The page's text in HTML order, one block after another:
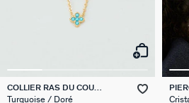
COLLIER RAS DU COU
BELOVED
Turquoise / Doré